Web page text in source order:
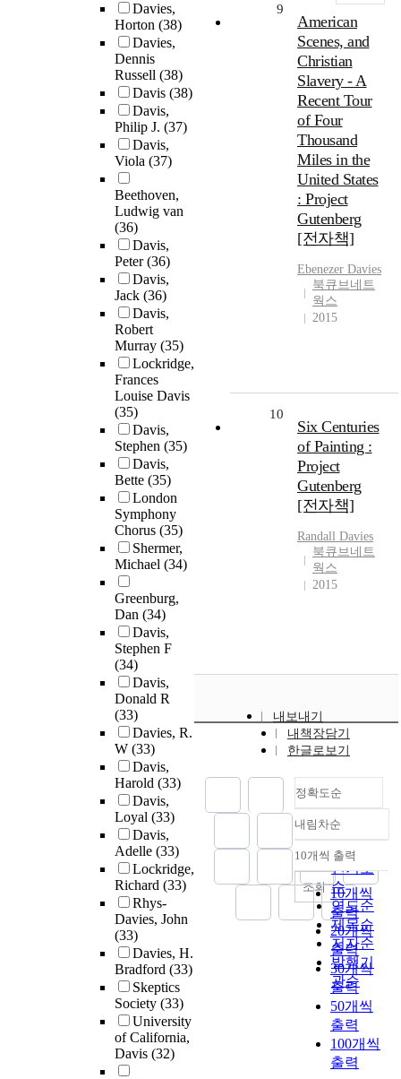
Davies,
Horton (38)
Davies,
Dennis
Russell (38)
Davis (38)
Davis,
Philip J. (37)
Davis,
Viola (37)
Beethoven,
Ludwig van
(36)
Davis,
Peter(36)
Davis,
Jack (36)
Davis,
Robert
Murray (35)
Lockridge,
Frances
Louise Davis
(35)
Davis,
Stephen (35)
Davis,
Bette (35)
London
Symphony
Chorus (35)
Shermer,
Michael (34)
Greenburg,
Dan (34)
Davis,
Stephen F
(34)
Davis,
Donald R
(33)
Davies, R.
W (33)
Davis,
Harold (33)
Davis,
Loyal (33)
Davis,
Adelle (33)
Lockridge,
Richard (33)
Rhys-
Davies, John
(33)
Davies, H.
Bradford (33)
Skeptics
Society (33)
University
of California,
Davis (32)
9
American
Scenes, and
Christian
Slavery - A
Recent Tour
of Four
Thousand
Miles in the
United States
: Project
Gutenberg
[전자책]
Ebenezer Davies
북큐브네트
웍스
2015
10
Six Centuries
of Painting :
Project
Gutenberg
[전자책]
Randall Davies
북큐브네트
웍스
2015
내보내기
내책장담기
한글로보기
정확도순
정확도
순
인기도
순
연도순
제목순
저자순
발행기
관순
내림차순
내림차순
10개씩 출력
10개씩
출력
20개씩
출력
30개씩
출력
50개씩
출력
100개씩
출력
조회